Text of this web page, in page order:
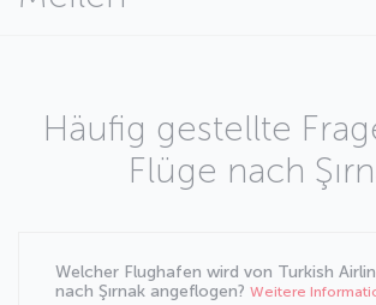
Häufig gestellte
Flüge nach
Welcher Flughafen wird von Turkish
nach Şırnak angeflogen? Weitere